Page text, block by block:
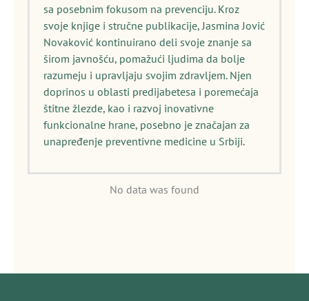
sa posebnim fokusom na prevenciju. Kroz
svoje knjige i stručne publikacije, Jasmina Jović
Novaković kontinuirano deli svoje znanje sa
širom javnošću, pomažući ljudima da bolje
razumeju i upravljaju svojim zdravljem. Njen
doprinos u oblasti predijabetesa i poremećaja
štitne žlezde, kao i razvoj inovativne
funkcionalne hrane, posebno je značajan za
unapređenje preventivne medicine u Srbiji.
No data was found